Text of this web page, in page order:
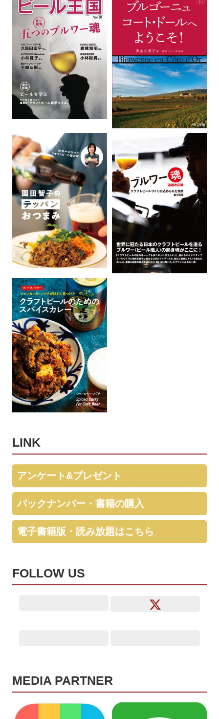
LINK
アンケート&プレゼント
バックナンバー・書籍の購入
電子書籍版・読み放題はこちら
FOLLOW US
MEDIA PARTNER